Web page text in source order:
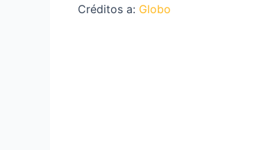
Créditos a: Globo